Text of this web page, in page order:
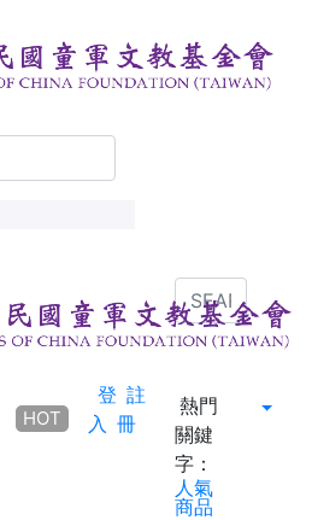
HOT
登
入
註
冊
熱門
關鍵
字：
人氣
商品